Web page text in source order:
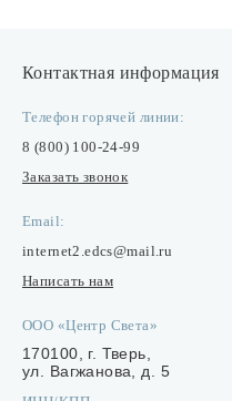
Контактная информация
Телефон горячей линии:
8 (800) 100-24-99
Заказать звонок
Email:
internet2.edcs@mail.ru
Написать нам
ООО «Центр Света»
170100, г. Тверь,
ул. Вагжанова, д. 5